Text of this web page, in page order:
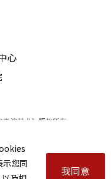
心
表演艺术》版权所有
Rights Reserved
主办单位公告为准。
示您同
我同意